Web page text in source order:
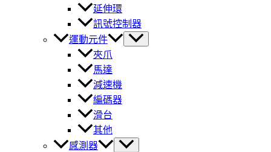
延伸環
訊號控制器
運動元件
夾爪
馬達
減速機
編碼器
滑台
其他
感測器